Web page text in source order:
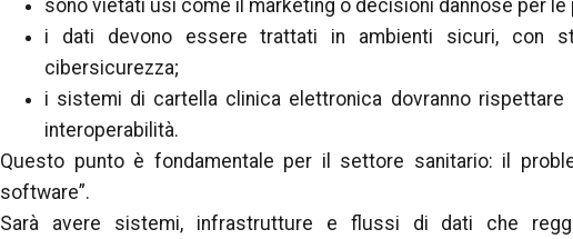
sono vietati usi come il marketing o decisioni dannose per le
i dati devono essere trattati in ambienti sicuri, con
cibersicurezza;
i sistemi di cartella clinica elettronica dovranno
interoperabilità.
Questo punto è fondamentale per il settore sanitario: il
software”.
Sarà avere sistemi, infrastrutture e flussi di dati che